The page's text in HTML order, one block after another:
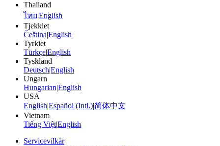
Thailand
ไทย English
Tjekkiet
ČeštinaEnglish
Tyrkiet
TürkçeEnglish
Tyskland
DeutschEnglish
Ungarn
HungarianEnglish
USA
EnglishEspañol (Intl.)简体中文
Vietnam
Tiếng Việt|English
Servicevilkår